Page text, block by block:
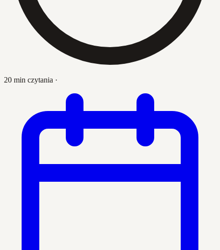
20 min czytania ·